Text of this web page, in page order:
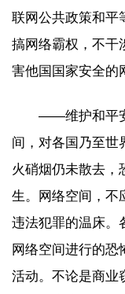
联网公共政策和平
搞网络霸权，不干
害他国国家安全的
——维护和平
间，对各国乃至世
火硝烟仍未散去，
生。网络空间，不
违法犯罪的温床。
网络空间进行的恐
活动。不论是商业